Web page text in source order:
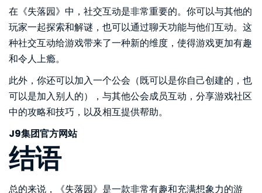
在《失落园》中，社交互动是非常重要的。你可以与其他的
玩家一起探索和解谜，也可以通过聊天功能与他们互动。这
种社交互动给游戏带来了一种新的维度，使得游戏更加有趣
和令人上瘾。
此外，你还可以加入一个公会（既可以是你自己创建的，也
可以是加入别人的），与其他公会成员互动，分享游戏社区
中的攻略和技巧，以及相互提供帮助。
J9集团官方网站
结语
总的来说，《失落园》是一款非常有趣和充满想象力的游